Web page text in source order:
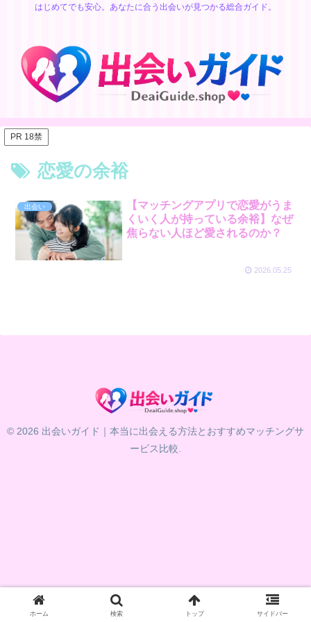
はじめてでも安心。あなたに合う出会いが見つかる総合ガイド。
PR 18禁
恋愛の余裕
出会い
【マッチングアプリで恋愛がうま
くいく人が持っている余裕】なぜ
焦らない人ほど愛されるのか？
2026.05.25
© 2026 出会いガイド｜本当に出会える方法とおすすめマッチングサ
ービス比較.
ホーム 検索 トップ サイドバー